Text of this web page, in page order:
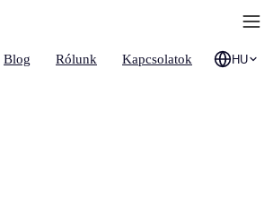
Blog Rólunk Kapcsolatok HU